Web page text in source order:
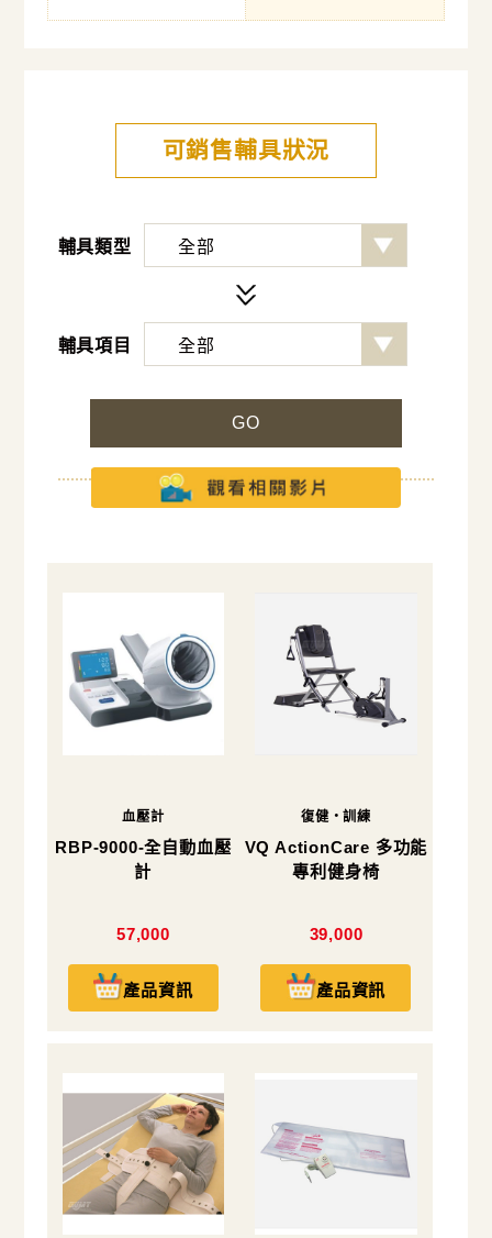
可銷售輔具狀況
輔具類型
輔具項目
GO
血壓計
RBP-9000-全自動血壓
計
57,000
產品資訊
復健・訓練
VQ ActionCare 多功能
專利健身椅
39,000
產品資訊